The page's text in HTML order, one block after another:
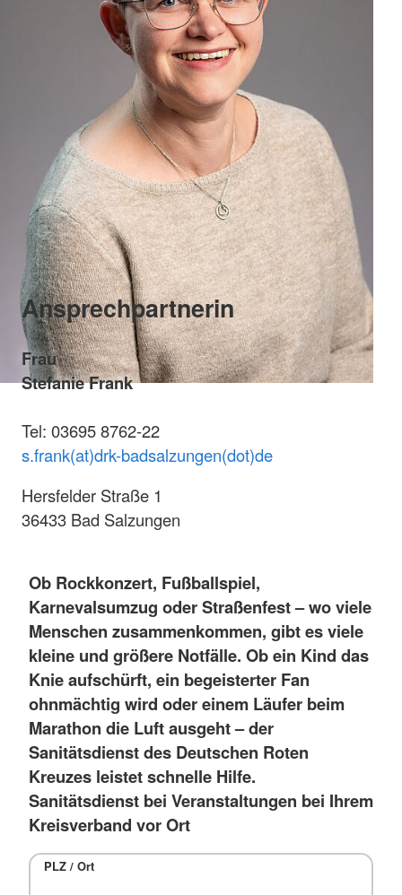
Ansprechpartnerin
Frau
Stefanie Frank
Tel: 03695 8762-22
s.frank(at)drk-badsalzungen(dot)de
Hersfelder Straße 1
36433 Bad Salzungen
Ob Rockkonzert, Fußballspiel,
Karnevalsumzug oder Straßenfest – wo viele
Menschen zusammenkommen, gibt es viele
kleine und größere Notfälle. Ob ein Kind das
Knie aufschürft, ein begeisterter Fan
ohnmächtig wird oder einem Läufer beim
Marathon die Luft ausgeht – der
Sanitätsdienst des Deutschen Roten
Kreuzes leistet schnelle Hilfe.
Sanitätsdienst bei Veranstaltungen bei Ihrem
Kreisverband vor Ort
PLZ / Ort